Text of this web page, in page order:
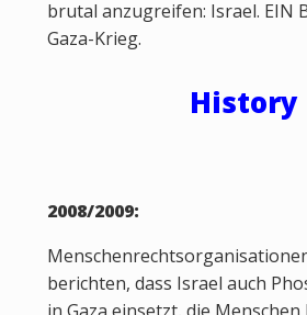
brutal anzugreifen: Israel. EIN
Gaza-Krieg.
History
2008/2009:
berichten, dass Israel auch